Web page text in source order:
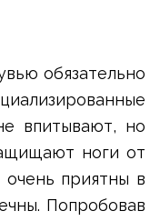
обязательно
впитывают, но
ноги от
очень приятны в
Попробовав